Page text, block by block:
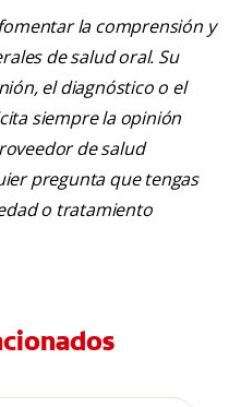
la comprensión y
de salud oral. Su
el diagnóstico o el
siempre la opinión
de salud
pregunta que tengas
o tratamiento